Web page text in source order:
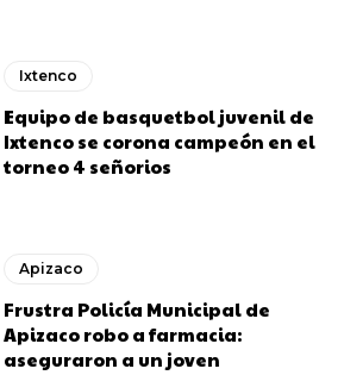
Ixtenco
Equipo de basquetbol juvenil de
Ixtenco se corona campeón en el
torneo 4 señorios
Apizaco
Frustra Policía Municipal de
Apizaco robo a farmacia:
aseguraron a un joven